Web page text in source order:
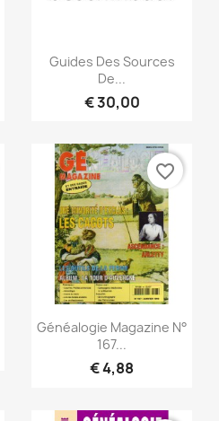
Snel bekijken
Guides Des Sources
De...
€ 30,00
Snel bekijken
Généalogie Magazine N°
167...
€ 4,88
favorite_border